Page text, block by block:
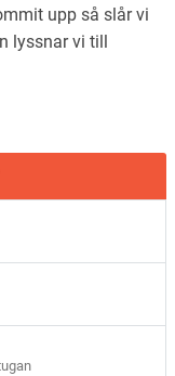
upp så slår vi
lyssnar vi till